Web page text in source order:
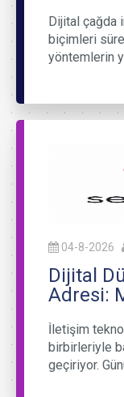
Dijital çağda
biçimleri
yöntemlerin
04-8-2026
Dijital
Adresi:
İletişim
birbirleriyle
geçiriyor.